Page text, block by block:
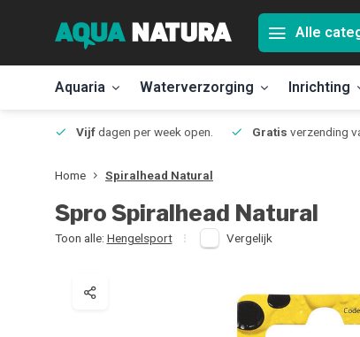
Alle
Aquaria Waterverzorging Inrichting
Vijfdagen per week open. Gratis verzending
Home Spiralhead Natural
Spro Spiralhead Natural
Toon alle: Hengelsport Vergelijk